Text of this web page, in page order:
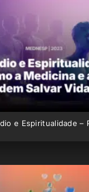
e Espiritualidade –